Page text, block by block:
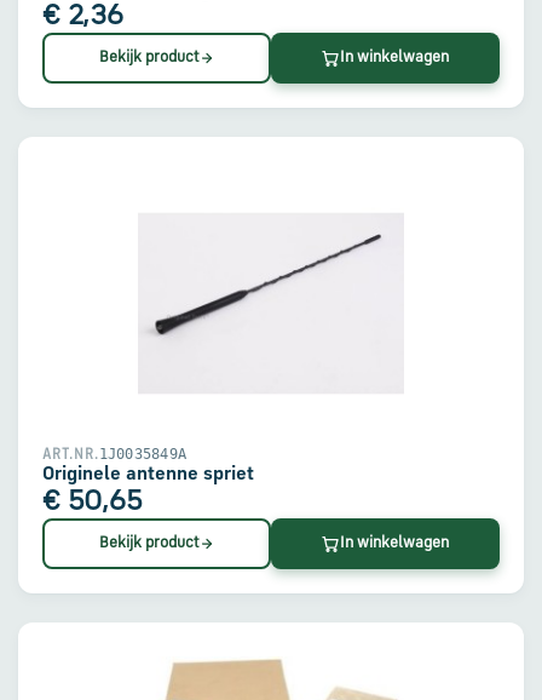
€ 2,36
Bekijk product In winkelwagen
ART.NR.1J0035849A
Originele antenne spriet
€ 50,65
Bekijk product In winkelwagen